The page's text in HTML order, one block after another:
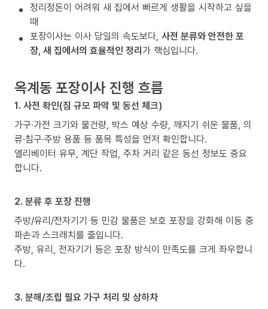
정리정돈이 어려워 새 집에서 빠르게 생활을 시작하고 싶을
때
포장이사는 이사 당일의 속도보다, 사전 분류와 안전한 포
장, 새 집에서의 효율적인 정리가 핵심입니다.
옥계동 포장이사 진행 흐름
1. 사전 확인(짐 규모 파악 및 동선 체크)
가구·가전 크기와 물건량, 박스 예상 수량, 깨지기 쉬운 물품, 의
류·침구·주방 용품 등 품목 특성을 먼저 확인합니다.
엘리베이터 유무, 계단 작업, 주차 거리 같은 동선 정보도 중요
합니다.
2. 분류 후 포장 진행
주방/유리/전자기기 등 민감 물품은 보호 포장을 강화해 이동 중
파손과 스크래치를 줄입니다.
주방, 유리, 전자기기 등은 포장 방식이 만족도를 크게 좌우합니
다.
3. 분해/조립 필요 가구 처리 및 상하차